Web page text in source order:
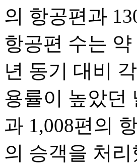
의 항공편과
항공편 수는
년 동기 대비
용률이 높았던
과 1,008편의
의 승객을 처